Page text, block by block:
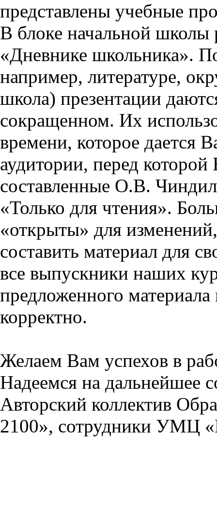
представлены учебные
В блоке начальной школы
«Дневнике школьника».
например, литературе,
школа) презентации
сокращенном. Их
времени, которое дается
аудитории, перед
составленные О.В.
«Только для чтения».
«открыты» для
составить материал для
все выпускники наших
предложенного
корректно.
Желаем Вам успехов в
Надеемся на дальнейшее
Авторский коллектив
2100», сотрудники УМЦ